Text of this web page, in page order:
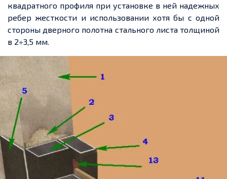
квадратного профиля при установке в ней надежных
ребер жесткости и использовании хотя бы с одной
стороны дверного полотна стального листа толщиной
в 2÷3,5 мм.